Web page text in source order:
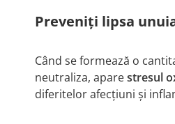
Preveniți lipsa
Când se formează o
neutraliza, aparestresul
diferitelor afecțiuni și